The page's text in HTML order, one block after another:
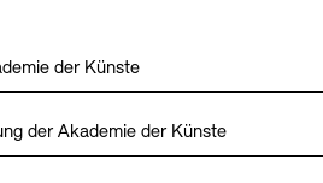
der Künste
der Akademie der Künste